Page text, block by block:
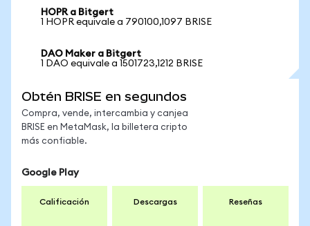
HOPR a Bitgert
1 HOPR equivale a 790100,1097 BRISE
DAO Maker a Bitgert
1 DAO equivale a 1501723,1212 BRISE
Obtén BRISE en segundos
Compra, vende, intercambia y canjea
BRISE en MetaMask, la billetera cripto
más confiable.
Google Play
Calificación Descargas Reseñas